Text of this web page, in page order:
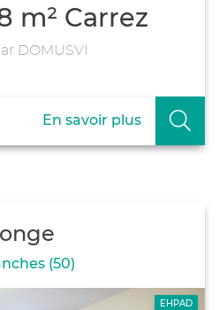
m² Carrez
DOMUSVI
En savoir plus
(50)
EHPAD